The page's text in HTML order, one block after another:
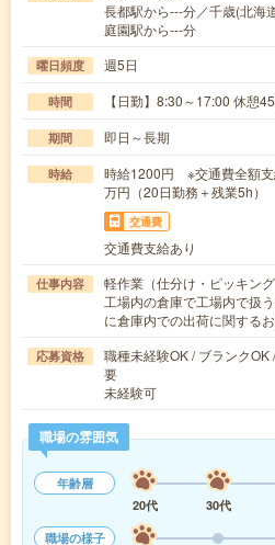
長都駅から---分／千歳(北海
庭園駅から---分
曜日頻度 週5日
時間 【日勤】8:30～17:00 休憩
期間 即日～長期
時給
時給1200円 ※交通費全額支
万円（20日勤務＋残業5h）
交通費
交通費支給あり
仕事内容
軽作業（仕分け・ピッキン
工場内の倉庫で工場内で扱
に倉庫内での出荷に関する
応募資格
職種未経験OK / ブランク
要
未経験可
職場の雰囲気
年齢層
20代
30代
職場の様子